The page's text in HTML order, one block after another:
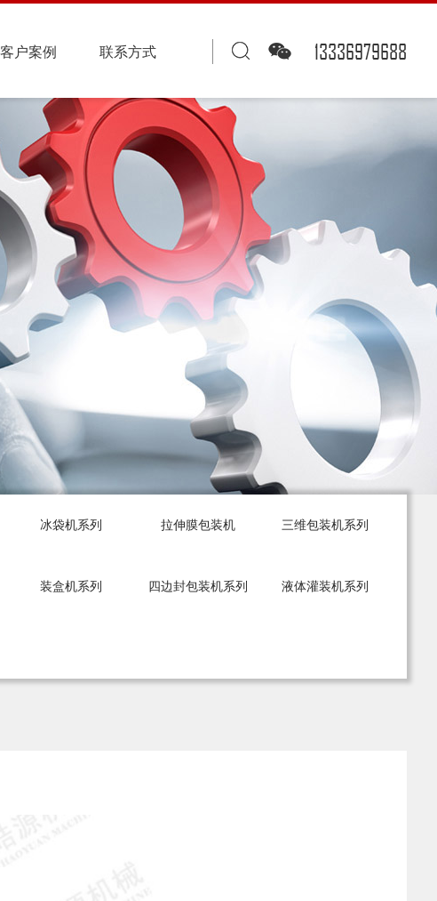
客户案例 联系方式 13336979688
冰袋机系列 拉伸膜包装机 三维包装机系列
装盒机系列 四边封包装机系列 液体灌装机系列